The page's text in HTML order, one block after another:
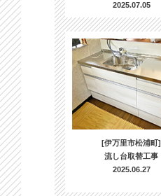
2025.07.05
[伊万里市松浦町]
流し台取替工事
2025.06.27